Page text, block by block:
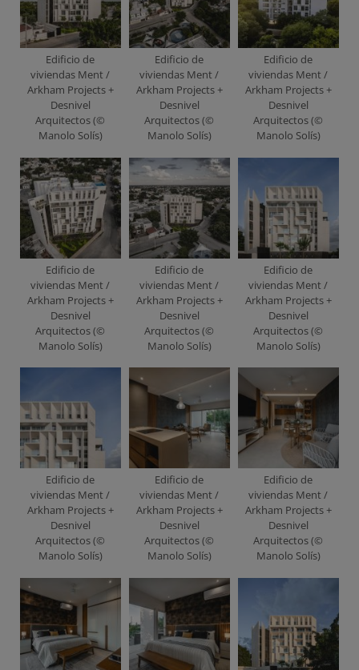
Edificio de
viviendas Ment /
Arkham Projects +
Desnivel
Arquitectos (©
Manolo Solís)
Edificio de
viviendas Ment /
Arkham Projects +
Desnivel
Arquitectos (©
Manolo Solís)
Edificio de
viviendas Ment /
Arkham Projects +
Desnivel
Arquitectos (©
Manolo Solís)
Edificio de
viviendas Ment /
Arkham Projects +
Desnivel
Arquitectos (©
Manolo Solís)
Edificio de
viviendas Ment /
Arkham Projects +
Desnivel
Arquitectos (©
Manolo Solís)
Edificio de
viviendas Ment /
Arkham Projects +
Desnivel
Arquitectos (©
Manolo Solís)
Edificio de
viviendas Ment /
Arkham Projects +
Desnivel
Arquitectos (©
Manolo Solís)
Edificio de
viviendas Ment /
Arkham Projects +
Desnivel
Arquitectos (©
Manolo Solís)
Edificio de
viviendas Ment /
Arkham Projects +
Desnivel
Arquitectos (©
Manolo Solís)